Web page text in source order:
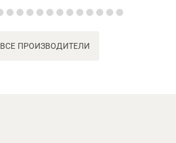
ВСЕ ПРОИЗВОДИТЕЛИ